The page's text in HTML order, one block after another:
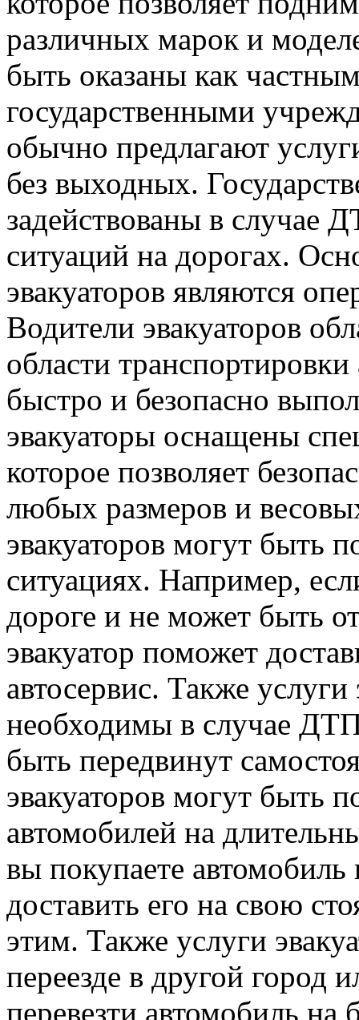
различных марок и
быть оказаны как
государственными
обычно предлагают
без выходных.
задействованы в случае
ситуаций на дорогах.
эвакуаторов являются
Водители эвакуаторов
области
быстро и безопасно
эвакуаторы оснащены
которое позволяет
любых размеров и
эвакуаторов могут быть
ситуациях. Например,
дороге и не может быть
эвакуатор поможет
автосервис. Также
необходимы в случае
быть передвинут
эвакуаторов могут быть
автомобилей на
вы покупаете автомобиль
доставить его на свою
этим. Также услуги
переезде в другой город
перевезти автомобиль